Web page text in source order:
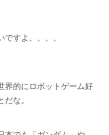
ですよ、、、、
界的にロボットゲーム好
だな。